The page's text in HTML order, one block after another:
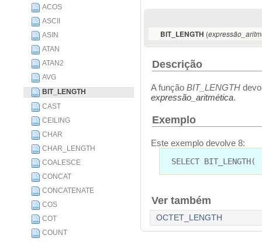
ACOS
ASCII
ASIN
ATAN
ATAN2
AVG
BIT_LENGTH
CAST
CEILING
CHAR
CHAR_LENGTH
COALESCE
CONCAT
CONCATENATE
COS
COT
COUNT
BIT_LENGTH (
Descrição
A função BIT_LENGTH
expressão_aritmética.
Exemplo
Este exemplo devolve 8:
SELECT
Ver também
OCTET_LENGTH